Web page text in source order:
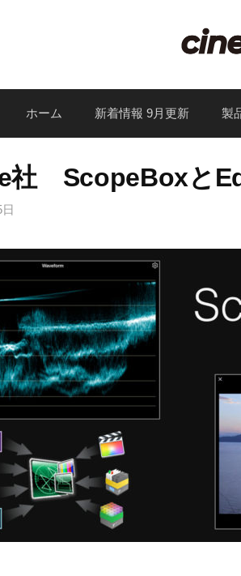
ホーム 新着情報 9月更新 製
社 ScopeBoxと